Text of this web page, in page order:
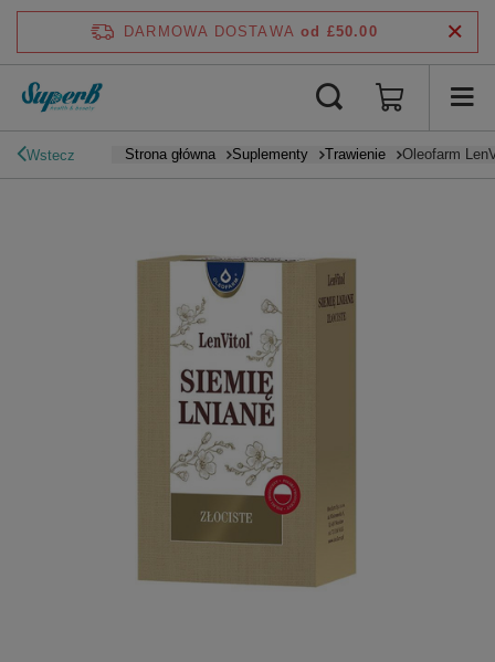
DARMOWA DOSTAWA od £50.00
Wstecz Strona główna Suplementy Trawienie Oleofarm